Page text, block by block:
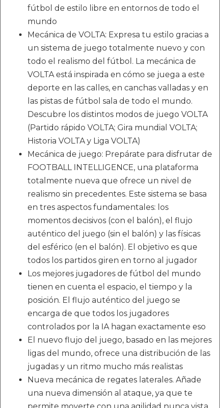
fútbol de estilo libre en entornos de todo el
mundo
Mecánica de VOLTA: Expresa tu estilo gracias a
un sistema de juego totalmente nuevo y con
todo el realismo del fútbol. La mecánica de
VOLTA está inspirada en cómo se juega a este
deporte en las calles, en canchas valladas y en
las pistas de fútbol sala de todo el mundo.
Descubre los distintos modos de juego VOLTA
(Partido rápido VOLTA; Gira mundial VOLTA;
Historia VOLTA y Liga VOLTA)
Mecánica de juego: Prepárate para disfrutar de
FOOTBALL INTELLIGENCE, una plataforma
totalmente nueva que ofrece un nivel de
realismo sin precedentes. Este sistema se basa
en tres aspectos fundamentales: los
momentos decisivos (con el balón), el flujo
auténtico del juego (sin el balón) y las físicas
del esférico (en el balón). El objetivo es que
todos los partidos giren en torno al jugador
Los mejores jugadores de fútbol del mundo
tienen en cuenta el espacio, el tiempo y la
posición. El flujo auténtico del juego se
encarga de que todos los jugadores
controlados por la IA hagan exactamente eso
El nuevo flujo del juego, basado en las mejores
ligas del mundo, ofrece una distribución de las
jugadas y un ritmo mucho más realistas
Nueva mecánica de regates laterales. Añade
una nueva dimensión al ataque, ya que te
permite moverte con una agilidad nunca vista,